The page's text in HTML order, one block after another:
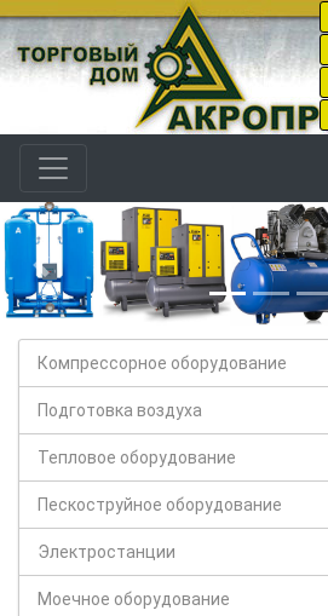
Назад
Компрессорное оборудование
Подготовка воздуха
Тепловое оборудование
Пескоструйное оборудование
Электростанции
Моечное оборудование